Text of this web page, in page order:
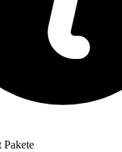
Pakete